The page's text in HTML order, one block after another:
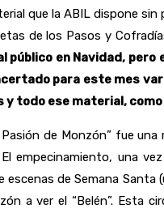
que la ABIL dispone
de los Pasos y
público en Navidad,
para este mes
y todo ese material,
Pasión de Monzón” fue
empecinamiento, una
escenas de Semana
a ver el “Belén”. Esta